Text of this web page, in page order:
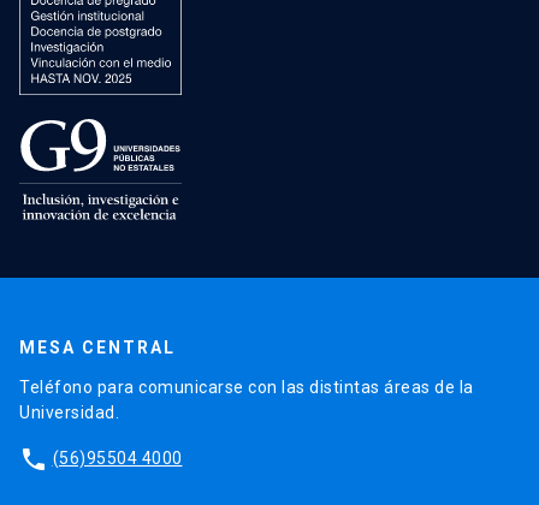
MESA CENTRAL
Teléfono para comunicarse con las distintas áreas de la
Universidad.
phone (56)95504 4000